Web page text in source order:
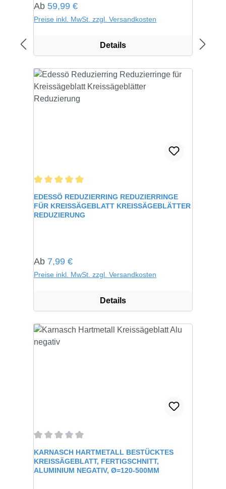
Regulärer Preis:
Ab 59,99 €
Preise inkl. MwSt. zzgl. Versandkosten
Details
Durchschnittliche Bewertung von 5 von 5 Sternen
EDESSÖ REDUZIERRING REDUZIERRINGE
FÜR KREISSÄGEBLATT KREISSÄGEBLÄTTER
REDUZIERUNG
Regulärer Preis:
Ab 7,99 €
Preise inkl. MwSt. zzgl. Versandkosten
Details
Durchschnittliche Bewertung von 0 von 5 Sternen
KARNASCH HARTMETALL BESTÜCKTES
KREISSÄGEBLATT, FERTIGSCHNITT,
ALUMINIUM NEGATIV, Ø=120-500MM